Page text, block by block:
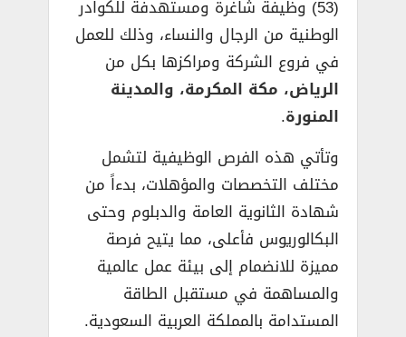
(53) وظيفة شاغرة ومستهدفة للكوادر
الوطنية من الرجال والنساء، وذلك للعمل
في فروع الشركة ومراكزها بكل من
الرياض، مكة المكرمة، والمدينة
المنورة.
وتأتي هذه الفرص الوظيفية لتشمل
مختلف التخصصات والمؤهلات، بدءاً من
شهادة الثانوية العامة والدبلوم وحتى
البكالوريوس فأعلى، مما يتيح فرصة
مميزة للانضمام إلى بيئة عمل عالمية
والمساهمة في مستقبل الطاقة
المستدامة بالمملكة العربية السعودية.